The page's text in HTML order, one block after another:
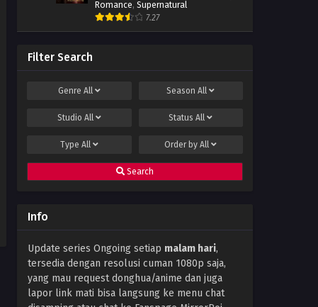
Eps 239 - December 17, 2022
Soul Land Season 2 Episode
Eps 237 - December 3, 2022
Soul Land Season 2 Episode
236 Subtitle Indonesia
Eps 236 - November 26, 2022
Soul Land Season 2 Episode
234 Subtitle Indonesia
Eps 234 - November 13, 2022
Romance, Supernatural
7.27
Filter Search
Genre All SeasonAll
Studio All StatusAll
Type All Order byAll
Search
Info
Update series Ongoing setiap malam hari,
tersedia dengan resolusi cuman 1080p saja,
yang mau request donghua/anime dan juga
lapor link mati bisa langsung ke menu chat